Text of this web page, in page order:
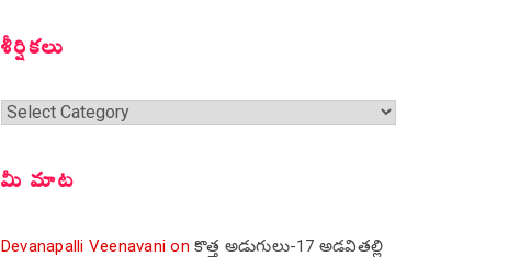
శీర్షికలు
శీర్షికలు
మీ మాట
Devanapalli Veenavani onకొత్త అడుగులు-17 అడవితల్లి